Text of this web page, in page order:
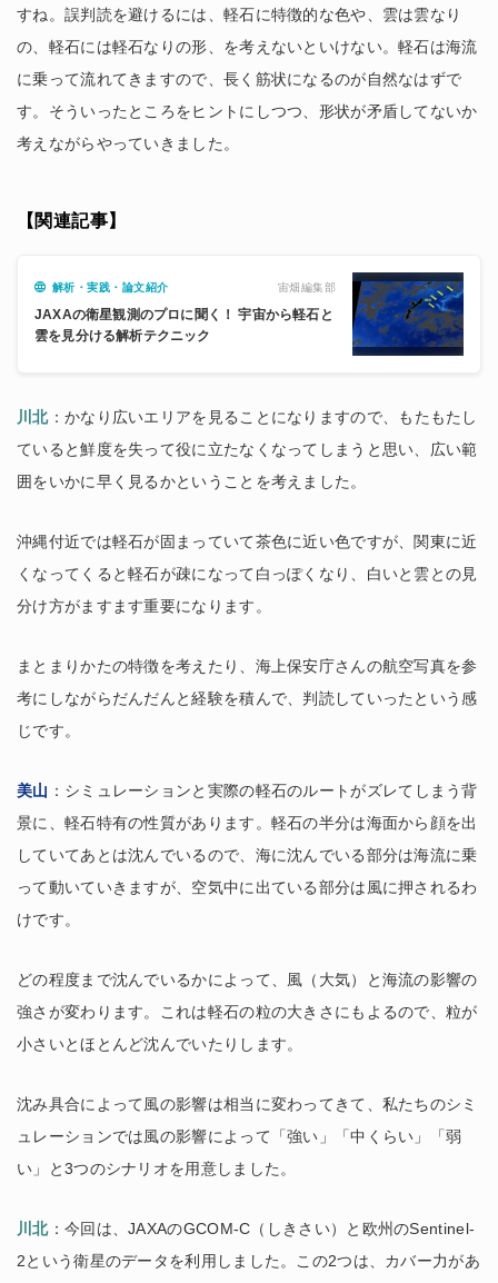
すね。誤判読を避けるには、軽石に特徴的な色や、雲は雲なり
の、軽石には軽石なりの形、を考えないといけない。軽石は海流
に乗って流れてきますので、長く筋状になるのが自然なはずで
す。そういったところをヒントにしつつ、形状が矛盾してないか
考えながらやっていきました。
【関連記事】
解析・実践・論文紹介 宙畑編集部
JAXAの衛星観測のプロに聞く！ 宇宙から軽石と
雲を見分ける解析テクニック
川北：かなり広いエリアを見ることになりますので、もたもたし
ていると鮮度を失って役に立たなくなってしまうと思い、広い範
囲をいかに早く見るかということを考えました。
沖縄付近では軽石が固まっていて茶色に近い色ですが、関東に近
くなってくると軽石が疎になって白っぽくなり、白いと雲との見
分け方がますます重要になります。
まとまりかたの特徴を考えたり、海上保安庁さんの航空写真を参
考にしながらだんだんと経験を積んで、判読していったという感
じです。
美山 ：シミュレーションと実際の軽石のルートがズレてしまう背
景に、軽石特有の性質があります。軽石の半分は海面から顔を出
していてあとは沈んでいるので、海に沈んでいる部分は海流に乗
って動いていきますが、空気中に出ている部分は風に押されるわ
けです。
どの程度まで沈んでいるかによって、風（大気）と海流の影響の
強さが変わります。これは軽石の粒の大きさにもよるので、粒が
小さいとほとんど沈んでいたりします。
沈み具合によって風の影響は相当に変わってきて、私たちのシミ
ュレーションでは風の影響によって「強い」「中くらい」「弱
い」と3つのシナリオを用意しました。
川北：今回は、JAXAのGCOM-C（しきさい）と欧州のSentinel-
2という衛星のデータを利用しました。この2つは、カバー力があ